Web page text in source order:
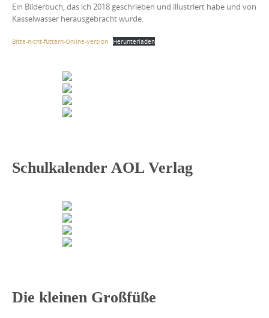
Ein Bilderbuch, das ich 2018 geschrieben und illustriert habe und von
Kasselwasser herausgebracht wurde.
Bitte-nicht-füttern-Online-Version Herunterladen
Schulkalender AOL Verlag
Die kleinen Großfüße